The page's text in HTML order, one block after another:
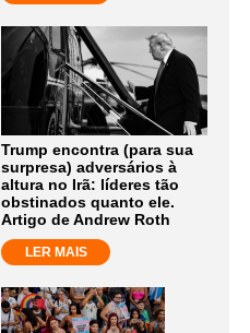
Trump encontra (para sua
surpresa) adversários à
altura no Irã: líderes tão
obstinados quanto ele.
Artigo de Andrew Roth
LER MAIS